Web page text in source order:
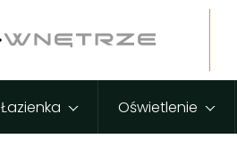
Łazienka Oświetlenie